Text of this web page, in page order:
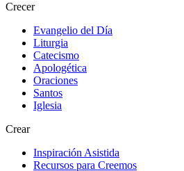
Crecer
Evangelio del Día
Liturgia
Catecismo
Apologética
Oraciones
Santos
Iglesia
Crear
Inspiración Asistida
Recursos para Creemos